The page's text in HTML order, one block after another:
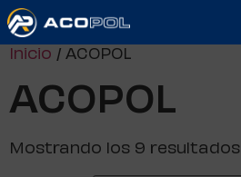
Inicio / ACOPOL
ACOPOL
Mostrando los 9 resultados